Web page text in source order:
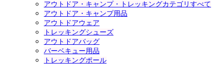
アウトドア・キャンプ・トレッキングカテゴリすべて
アウトドア・キャンプ用品
アウトドアウェア
トレッキングシューズ
アウトドアバッグ
バーベキュー用品
トレッキングポール